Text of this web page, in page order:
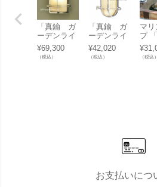
「真鍮 ガ
ーデンライ
ト BH237
3CRFR LE
D」
¥69,300
（税込）
「真鍮 ガ
ーデンライ
ト BH203
5CRCL LE
D」
¥42,020
（税込）
マリ
プ
ーデ
ト
ク
¥
（税込）
お支払いにつ